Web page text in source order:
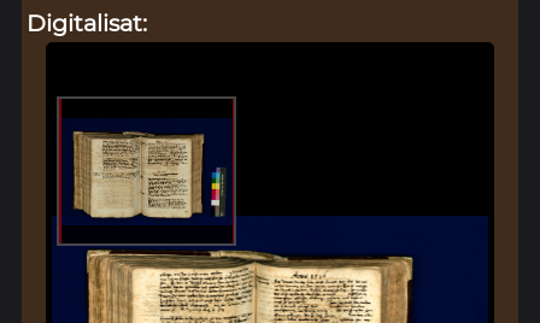
Digitalisat: